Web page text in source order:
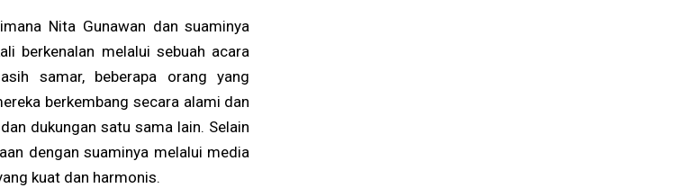
Nita Gunawan dan suaminya
berkenalan melalui sebuah acara
samar, beberapa orang yang
berkembang secara alami dan
dukungan satu sama lain. Selain
dengan suaminya melalui media
kuat dan harmonis.